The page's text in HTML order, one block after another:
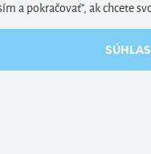
a pokračovať", ak chcete